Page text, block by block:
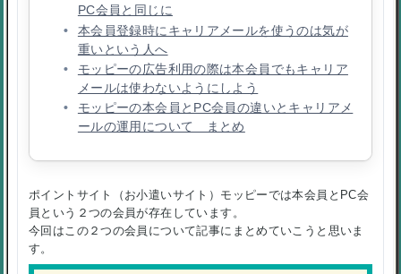
PC会員と同じに
本会員登録時にキャリアメールを使うのは気が
重いという人へ
モッピーの広告利用の際は本会員でもキャリア
メールは使わないようにしよう
モッピーの本会員とPC会員の違いとキャリアメ
ールの運用について まとめ
ポイントサイト（お小遣いサイト）モッピーでは本会員とPC会
員という２つの会員が存在しています。
今回はこの２つの会員について記事にまとめていこうと思いま
す。